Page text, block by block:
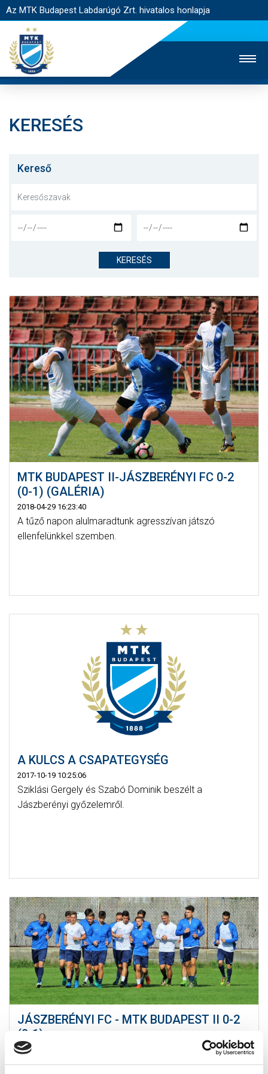
Az MTK Budapest Labdarúgó Zrt. hivatalos honlapja
JEGYÉRTÉKESÍTÉS
NYITÓLAP
CSAPATOK
KLUB
GALÉRIA
SZURKOLÓI ÉLMÉNYEK
AKKREDITÁCIÓ
KERESÉS
Kereső
KERESÉS
MTK BUDAPEST II-JÁSZBERÉNYI FC 0-2
(0-1) (GALÉRIA)
2018-04-29 16:23:40
A tűző napon alulmaradtunk agresszívan játszó
ellenfelünkkel szemben.
A KULCS A CSAPATEGYSÉG
2017-10-19 10:25:06
Sziklási Gergely és Szabó Dominik beszélt a
Jászberényi győzelemről.
JÁSZBERÉNYI FC - MTK BUDAPEST II 0-2
(0-1)
2017-10-15 18:17:12
Második csapatunknak három pontot ért a jászberényi